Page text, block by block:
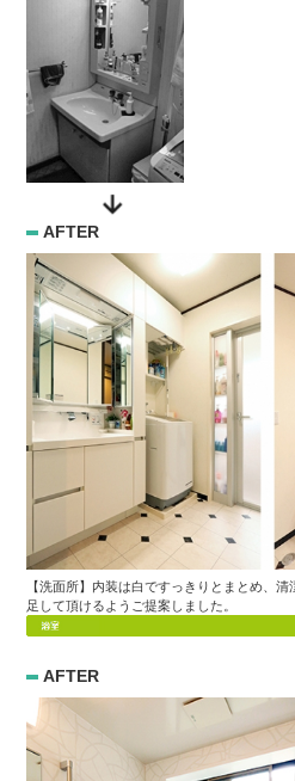
AFTER
【洗面所】内装は白ですっきりとまとめ、
足して頂けるようご提案しました。
AFTER